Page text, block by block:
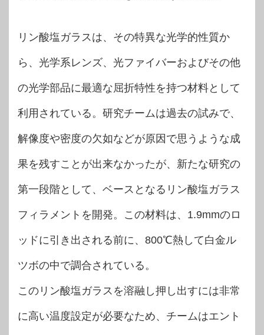
リン酸塩ガラスは、その特異な光学的性質か
ら、光学系レンズ、光ファイバーおよびその他
の光学部品に最適な屈折特性を持つ材料として
利用されている。研究チームは過去の試みで、
解像度や密度の欠如などが原因で思うような成
果を残すことが出来なかったが、新たな研究の
第一段階として、ベースとなるリン酸塩ガラス
フィラメントを開発。この材料は、1.9mmのロ
ッドに引き出される前に、800℃熱して白金ル
ツボの中で調合されている。
このリン酸塩ガラスを溶融し押し出すには非常
に高い温度設定が必要なため、チームはエント